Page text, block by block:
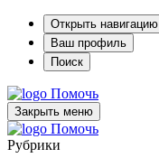
Открыть навигацию
Ваш профиль
Поиск
Помочь
Закрыть меню
Помочь
Рубрики